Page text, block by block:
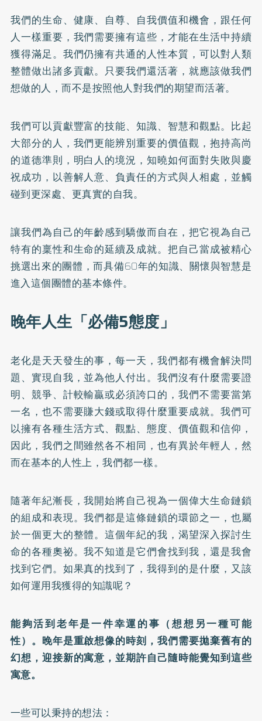
我們的生命、健康、自尊、自我價值和機會，跟任何
人一樣重要，我們需要擁有這些，才能在生活中持續
獲得滿足。我們仍擁有共通的人性本質，可以對人類
整體做出諸多貢獻。只要我們還活著，就應該做我們
想做的人，而不是按照他人對我們的期望而活著。
我們可以貢獻豐富的技能、知識、智慧和觀點。比起
大部分的人，我們更能辨別重要的價值觀，抱持高尚
的道德準則，明白人的境況，知曉如何面對失敗與慶
祝成功，以善解人意、負責任的方式與人相處，並觸
碰到更深處、更真實的自我。
讓我們為自己的年齡感到驕傲而自在，把它視為自己
特有的稟性和生命的延續及成就。把自己當成被精心
挑選出來的團體，而具備60年的知識、關懷與智慧是
進入這個團體的基本條件。
晚年人生「必備5態度」
老化是天天發生的事，每一天，我們都有機會解決問
題、實現自我，並為他人付出。我們沒有什麼需要證
明、競爭、計較輸贏或必須誇口的，我們不需要當第
一名，也不需要賺大錢或取得什麼重要成就。我們可
以擁有各種生活方式、觀點、態度、價值觀和信仰，
因此，我們之間雖然各不相同，也有異於年輕人，然
而在基本的人性上，我們都一樣。
隨著年紀漸長，我開始將自己視為一個偉大生命鏈鎖
的組成和表現。我們都是這條鏈鎖的環節之一，也屬
於一個更大的整體。這個年紀的我，渴望深入探討生
命的各種奧祕。我不知道是它們會找到我，還是我會
找到它們。如果真的找到了，我得到的是什麼，又該
如何運用我獲得的知識呢？
能夠活到老年是一件幸運的事（想想另一種可能
性）。晚年是重啟想像的時刻，我們需要拋棄舊有的
幻想，迎接新的寓意，並期許自己隨時能覺知到這些
寓意。
一些可以秉持的想法：